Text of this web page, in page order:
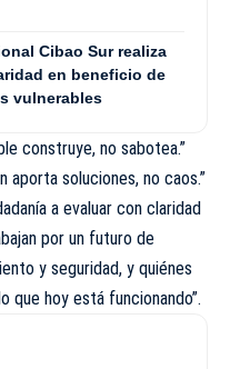
Cibao Sur realiza
en beneficio de
vulnerables
construye, no sabotea.”
aporta soluciones, no caos.”
a evaluar con claridad
por un futuro de
y seguridad, y quiénes
que hoy está funcionando”.